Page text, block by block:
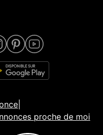
proche de moi